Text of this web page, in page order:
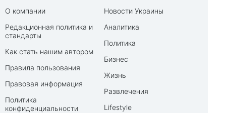
О компании
Редакционная политика и
стандарты
Как стать нашим автором
Правила пользования
Правовая информация
Политика
конфиденциальности
Новости Украины
Аналитика
Политика
Бизнес
Жизнь
Развлечения
Lifestyle